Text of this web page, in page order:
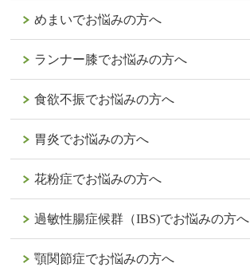
めまいでお悩みの方へ
ランナー膝でお悩みの方へ
食欲不振でお悩みの方へ
胃炎でお悩みの方へ
花粉症でお悩みの方へ
過敏性腸症候群（IBS)でお悩みの方へ
顎関節症でお悩みの方へ